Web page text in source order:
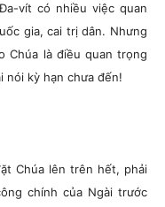
vít có nhiều việc quan
gia, cai trị dân. Nhưng
Chúa là điều quan trọng
nói kỳ hạn chưa đến!
Chúa lên trên hết, phải
chính của Ngài trước